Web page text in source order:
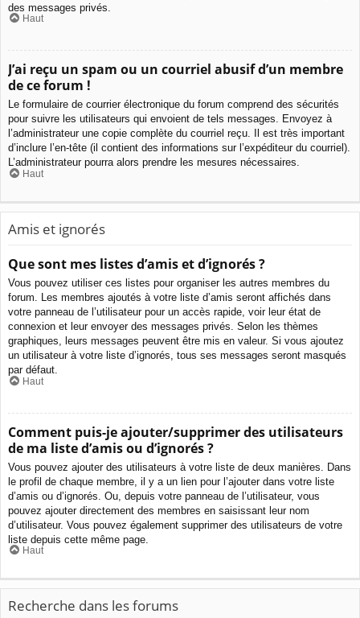
des messages privés.
Haut
J’ai reçu un spam ou un courriel abusif d’un membre
de ce forum !
Le formulaire de courrier électronique du forum comprend des sécurités
pour suivre les utilisateurs qui envoient de tels messages. Envoyez à
l’administrateur une copie complète du courriel reçu. Il est très important
d’inclure l’en-tête (il contient des informations sur l’expéditeur du courriel).
L’administrateur pourra alors prendre les mesures nécessaires.
Haut
Amis et ignorés
Que sont mes listes d’amis et d’ignorés ?
Vous pouvez utiliser ces listes pour organiser les autres membres du
forum. Les membres ajoutés à votre liste d’amis seront affichés dans
votre panneau de l’utilisateur pour un accès rapide, voir leur état de
connexion et leur envoyer des messages privés. Selon les thèmes
graphiques, leurs messages peuvent être mis en valeur. Si vous ajoutez
un utilisateur à votre liste d’ignorés, tous ses messages seront masqués
par défaut.
Haut
Comment puis-je ajouter/supprimer des utilisateurs
de ma liste d’amis ou d’ignorés ?
Vous pouvez ajouter des utilisateurs à votre liste de deux manières. Dans
le profil de chaque membre, il y a un lien pour l’ajouter dans votre liste
d’amis ou d’ignorés. Ou, depuis votre panneau de l’utilisateur, vous
pouvez ajouter directement des membres en saisissant leur nom
d’utilisateur. Vous pouvez également supprimer des utilisateurs de votre
liste depuis cette même page.
Haut
Recherche dans les forums